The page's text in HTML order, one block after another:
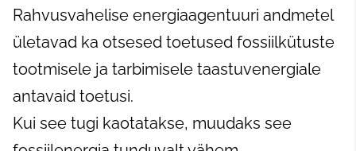
Rahvusvahelise energiaagentuuri andmetel
ületavad ka otsesed toetused fossiilkütuste
tootmisele ja tarbimisele taastuvenergiale
antavaid toetusi.
Kui see tugi kaotatakse, muudaks see